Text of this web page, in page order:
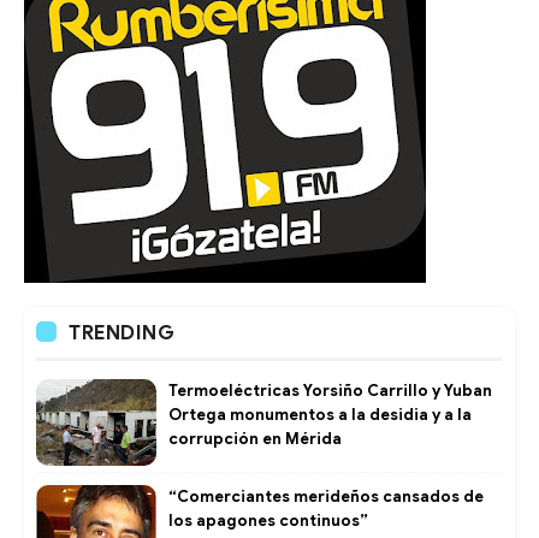
TRENDING
Termoeléctricas Yorsiño Carrillo y Yuban
Ortega monumentos a la desidia y a la
corrupción en Mérida
“Comerciantes merideños cansados de
los apagones continuos”